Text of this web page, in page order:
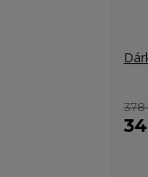
378